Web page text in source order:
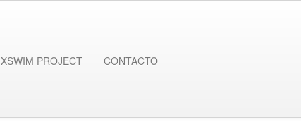
XSWIM PROJECT CONTACTO